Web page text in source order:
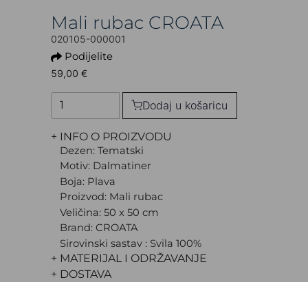
Mali rubac CROATA
020105-000001
Podijelite
59,00 €
Dodaj u košaricu
+ INFO O PROIZVODU
Dezen: Tematski
Motiv: Dalmatiner
Boja: Plava
Proizvod: Mali rubac
Veličina: 50 x 50 cm
Brand: CROATA
Sirovinski sastav : Svila 100%
+ MATERIJAL I ODRŽAVANJE
+ DOSTAVA